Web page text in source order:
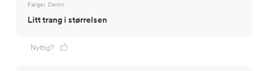
Farge: Denim
Litt trang i størrelsen
Nyttig?